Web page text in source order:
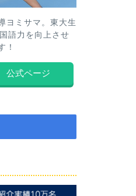
ヨミサマ。東大生
語力を向上させ
！
公式ページ